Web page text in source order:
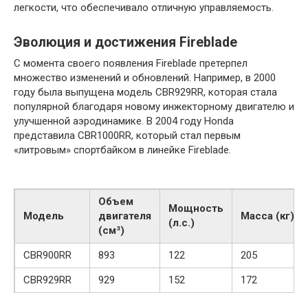
легкости, что обеспечивало отличную управляемость.
Эволюция и достижения Fireblade
С момента своего появления Fireblade претерпел
множество изменений и обновлений. Например, в 2000
году была выпущена модель CBR929RR, которая стала
популярной благодаря новому инжекторному двигателю и
улучшенной аэродинамике. В 2004 году Honda
представила CBR1000RR, который стал первым
«литровым» спортбайком в линейке Fireblade.
Модель
Объем
двигателя
(см³)
Мощность
(л.с.)
Масса (кг)
CBR900RR 893 122
205
CBR929RR
929 152
172